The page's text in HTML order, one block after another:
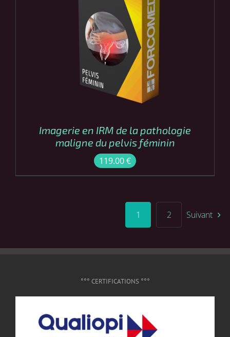
COMMANDER /
DÉTAILS
Imagerie en IRM de la pathologie
maligne du pelvis féminin
119.00€
1 2 Suivant
°°° CERTIFICATIONS °°°